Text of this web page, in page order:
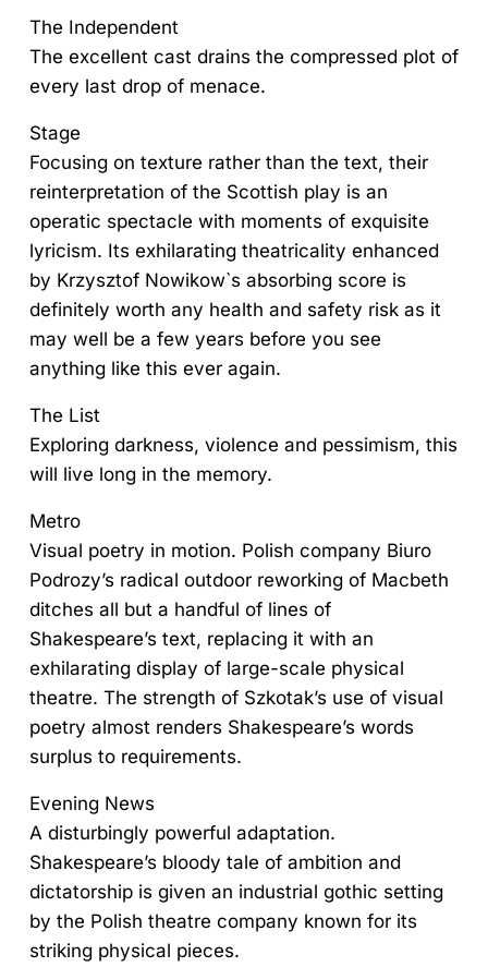
The Independent
The excellent cast drains the compressed plot of
every last drop of menace.
Stage
Focusing on texture rather than the text, their
reinterpretation of the Scottish play is an
operatic spectacle with moments of exquisite
lyricism. Its exhilarating theatricality enhanced
by Krzysztof Nowikow`s absorbing score is
definitely worth any health and safety risk as it
may well be a few years before you see
anything like this ever again.
The List
Exploring darkness, violence and pessimism, this
will live long in the memory.
Metro
Visual poetry in motion. Polish company Biuro
Podrozy’s radical outdoor reworking of Macbeth
ditches all but a handful of lines of
Shakespeare’s text, replacing it with an
exhilarating display of large-scale physical
theatre. The strength of Szkotak’s use of visual
poetry almost renders Shakespeare’s words
surplus to requirements.
Evening News
A disturbingly powerful adaptation.
Shakespeare’s bloody tale of ambition and
dictatorship is given an industrial gothic setting
by the Polish theatre company known for its
striking physical pieces.